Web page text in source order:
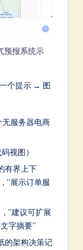
预报系统示
个提示 → 图
无服务器电商
视图）
有界上下
“展示订单服
“建议可扩展
字摘要”
的架构决策记